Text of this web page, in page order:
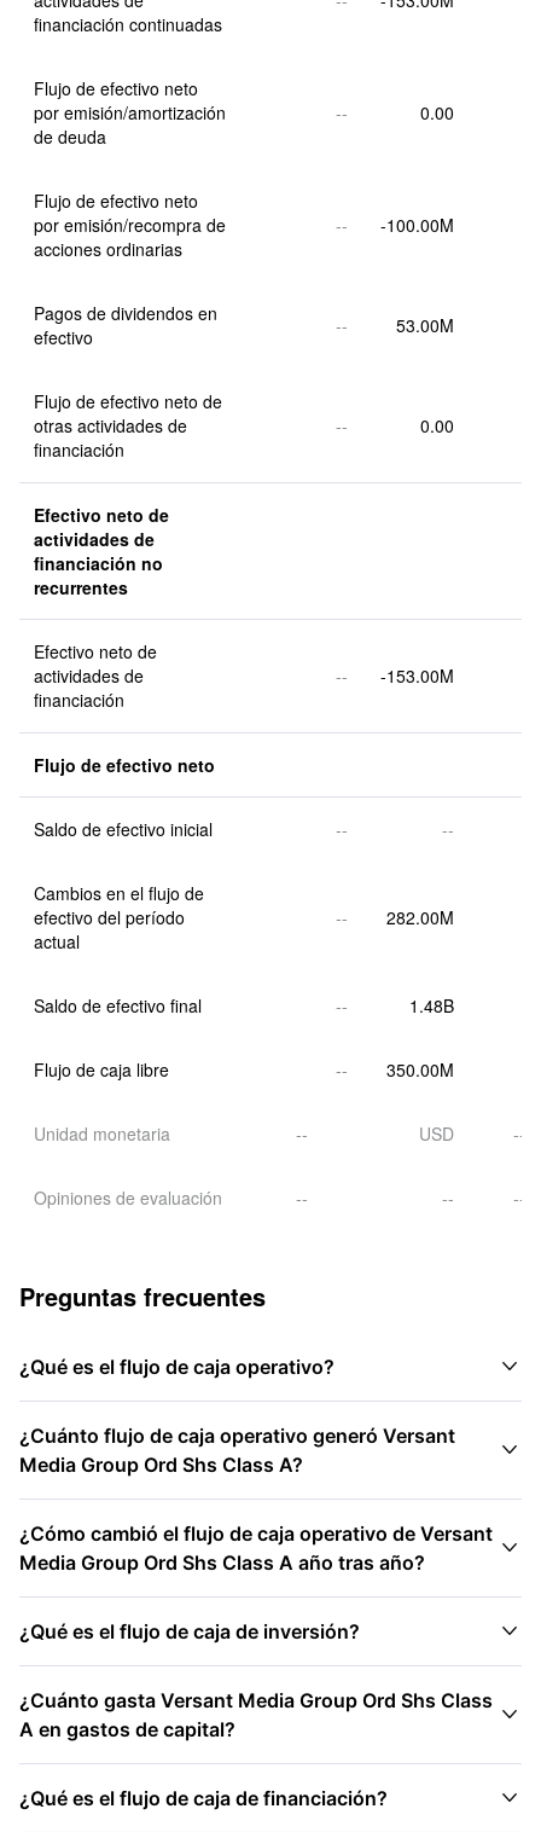
financiación continuadas
Flujo de efectivo neto
por emisión/amortización
de deuda
-- 0.00
Flujo de efectivo neto
por emisión/recompra de
acciones ordinarias
-- -100.00M
Pagos de dividendos en
efectivo
-- 53.00M
Flujo de efectivo neto de
otras actividades de
financiación
-- 0.00
Efectivo neto de
actividades de
financiación no
recurrentes
Efectivo neto de
actividades de
financiación
-- -153.00M
Flujo de efectivo neto
Saldo de efectivo inicial -- --
Cambios en el flujo de
efectivo del período
actual
-- 282.00M
Saldo de efectivo final -- 1.48B
Flujo de caja libre -- 350.00M
Unidad monetaria -- USD --
Opiniones de evaluación -- -- --
Preguntas frecuentes
¿Qué es el flujo de caja operativo? 
¿Cuánto flujo de caja operativo generó Versant
Media Group Ord Shs Class A?

¿Cómo cambió el flujo de caja operativo de Versant
Media Group Ord Shs Class A año tras año?

¿Qué es el flujo de caja de inversión? 
¿Cuánto gasta Versant Media Group Ord Shs Class
A en gastos de capital?

¿Qué es el flujo de caja de financiación? 